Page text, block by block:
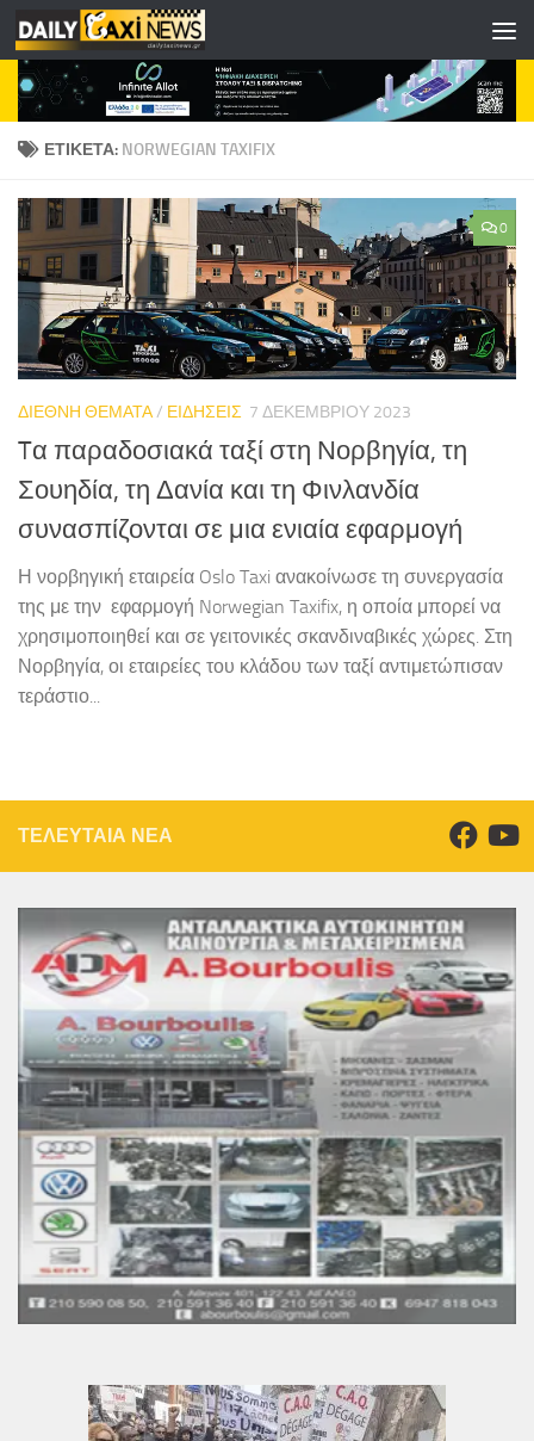
Skip to content
ΕΤΙΚΈΤΑ: NORWEGIAN TAXIFIX
0
ΔΙΕΘΝΗ ΘΕΜΑΤΑ/ ΕΙΔΗΣΕΙΣ 7 ΔΕΚΕΜΒΡΊΟΥ 2023
Tα παραδοσιακά ταξί στη Νορβηγία, τη
Σουηδία, τη Δανία και τη Φινλανδία
συνασπίζονται σε μια ενιαία εφαρμογή
Η νορβηγική εταιρεία Oslo Taxi ανακοίνωσε τη συνεργασία
της με την εφαρμογή Norwegian Taxifix, η οποία μπορεί να
χρησιμοποιηθεί και σε γειτονικές σκανδιναβικές χώρες. Στη
Νορβηγία, οι εταιρείες του κλάδου των ταξί αντιμετώπισαν
τεράστιο...
ΤΕΛΕΥΤΑΙΑ ΝΕΑ